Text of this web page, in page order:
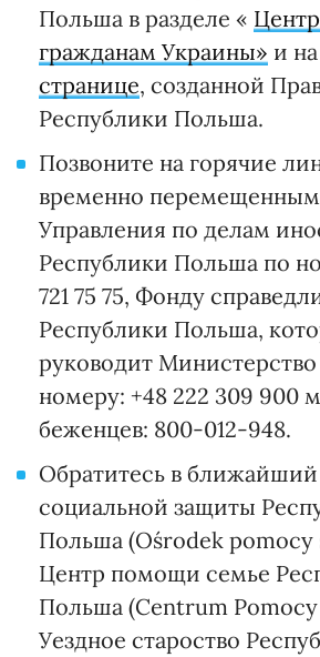
Польша в разделе «
гражданам Украины» и
странице, созданной
Республики Польша.
Позвоните на горячие
временно
Управления по делам
Республики Польша по
721 75 75, Фонду
Республики Польша,
руководит
номеру: +48 222 309 900
беженцев: 800-012-948.
Обратитесь в
социальной защиты
Польша (Ośrodek pomocy
Центр помощи семье
Польша (Centrum
Уездное староство